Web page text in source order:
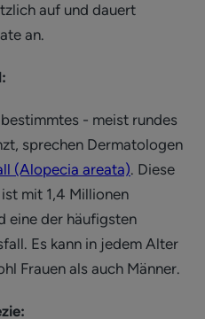
auf und dauert
an.
- meist rundes
sprechen Dermatologen
(Alopecia areata). Diese
mit 1,4 Millionen
eine der häufigsten
Es kann in jedem Alter
Frauen als auch Männer.